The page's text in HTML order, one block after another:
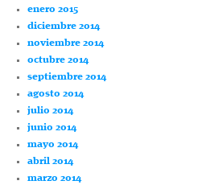
enero 2015
diciembre 2014
noviembre 2014
octubre 2014
septiembre 2014
agosto 2014
julio 2014
junio 2014
mayo 2014
abril 2014
marzo 2014